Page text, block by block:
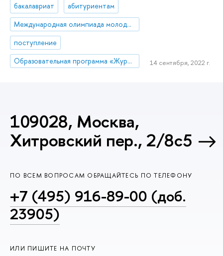
бакалавриат
абитуриентам
Международная олимпиада молодежи
поступление
Образовательная программа «Журналистика»
14 сентября, 2022 г.
109028, Москва,
Хитровский пер., 2/8с5
ПО ВСЕМ ВОПРОСАМ ОБРАЩАЙТЕСЬ ПО ТЕЛЕФОНУ
+7 (495) 916-89-00 (доб.
23905)
ИЛИ ПИШИТЕ НА ПОЧТУ